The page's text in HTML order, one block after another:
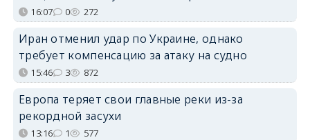
16:07 0 272
Иран отменил удар по Украине, однако
требует компенсацию за атаку на судно
15:46 3 872
Европа теряет свои главные реки из-за
рекордной засухи
13:16 1 577